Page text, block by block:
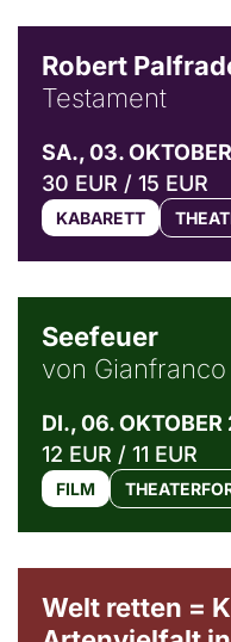
Robert
Testament
SA., 03.
30 EUR / 15 EUR
KABARETT
Seefeuer
von Gianfranco
DI., 06.
12 EUR / 11 EUR
FILM
Welt retten =